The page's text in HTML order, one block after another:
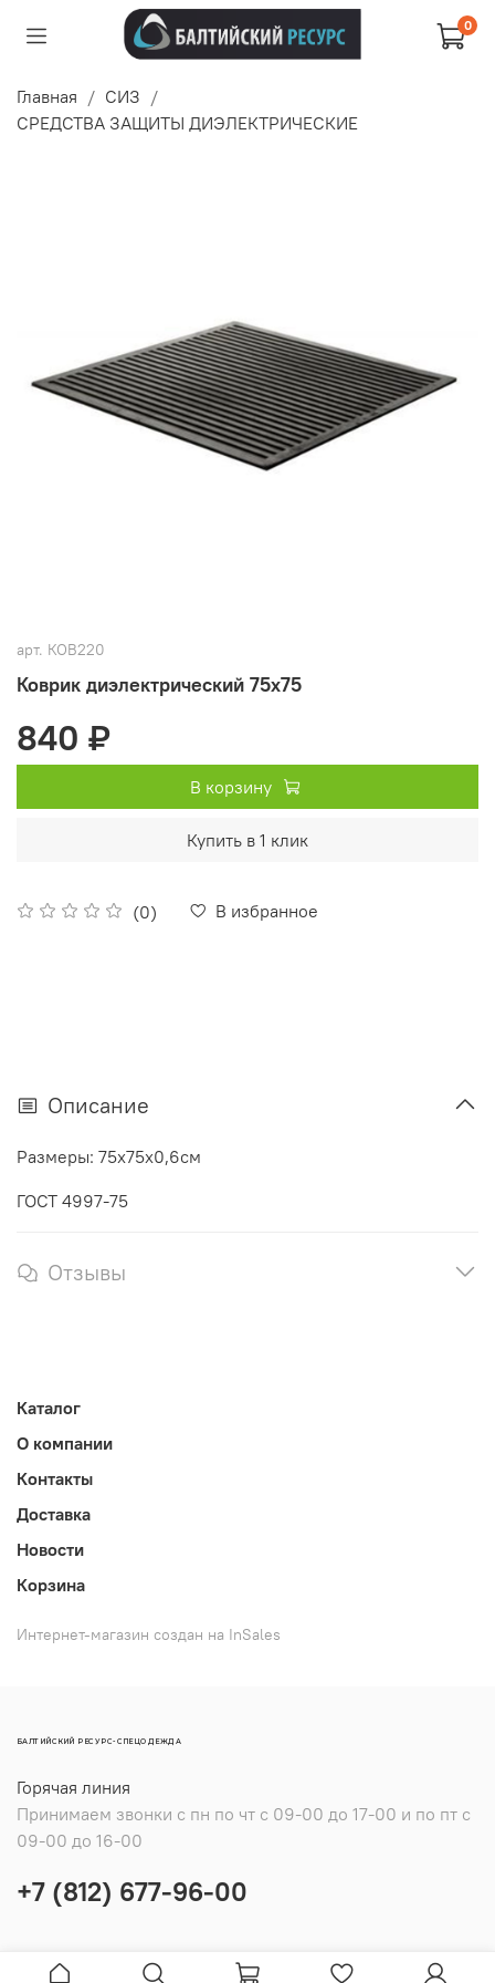
0
Главная
СИЗ
СРЕДСТВА ЗАЩИТЫ ДИЭЛЕКТРИЧЕСКИЕ
арт. КОВ220
Коврик диэлектрический 75х75
(0) В избранное
840 ₽
В корзину
Купить в 1 клик
Описание
Размеры: 75х75х0,6см
ГОСТ 4997-75
Отзывы
Каталог
О компании
Контакты
Доставка
Новости
Корзина
Интернет-магазин создан на InSales
БАЛТИЙСКИЙ РЕСУРС-СПЕЦОДЕЖДА
Горячая линия
Принимаем звонки с пн по чт с 09-00 до 17-00 и по пт с
09-00 до 16-00
+7 (812) 677-96-00